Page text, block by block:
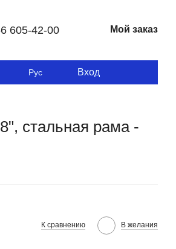
605-42-00 Мой заказ
Рус Вход
стальная рама -
К сравнению В желания